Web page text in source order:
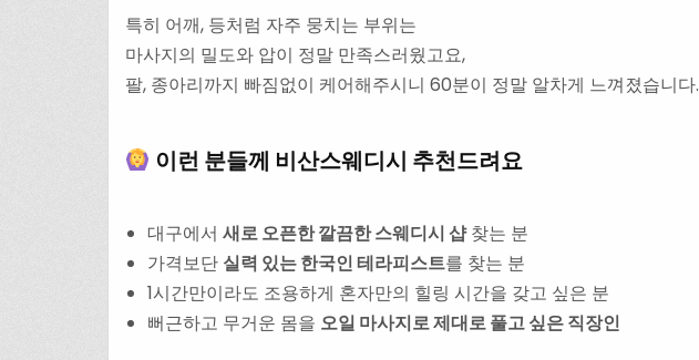
특히 어깨, 등처럼 자주 뭉치는 부위는
마사지의 밀도와 압이 정말 만족스러웠고요,
팔, 종아리까지 빠짐없이 케어해주시니 60분이 정말 알차게 느껴졌습니다.
이런 분들께 비산스웨디시 추천드려요
대구에서 새로 오픈한 깔끔한 스웨디시 샵찾는 분
가격보단 실력 있는 한국인 테라피스트를 찾는 분
1시간만이라도 조용하게 혼자만의 힐링 시간을 갖고 싶은 분
뻐근하고 무거운 몸을 오일 마사지로 제대로 풀고 싶은 직장인